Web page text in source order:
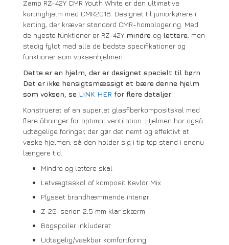
Zamp RZ-42Y CMR Youth White er den ultimative
kartinghjelm med CMR2016. Designet til juniorkørere i
karting, der kræver standard CMR-homologering. Med
de nyeste funktioner er RZ-42Y mindre og lettere, men
stadig fyldt med alle de bedste specifikationer og
funktioner som voksenhjelmen.
Dette er en hjelm, der er designet specielt til børn.
Det er ikke hensigtsmæssigt at bære denne hjelm
som voksen, se LINK HER for flere detaljer.
Konstrueret af en superlet glasfiberkompositskal med
flere åbninger for optimal ventilation. Hjelmen har også
udtagelige foringer, der gør det nemt og effektivt at
vaske hjelmen, så den holder sig i tip top stand i endnu
længere tid.
Mindre og lettere skal
Letvægtsskal af komposit Kevlar Mix
Plysset brandhæmmende interiør
Z-20-serien 2,5 mm klar skærm
Bagspoiler inkluderet
Udtagelig/vaskbar komfortforing